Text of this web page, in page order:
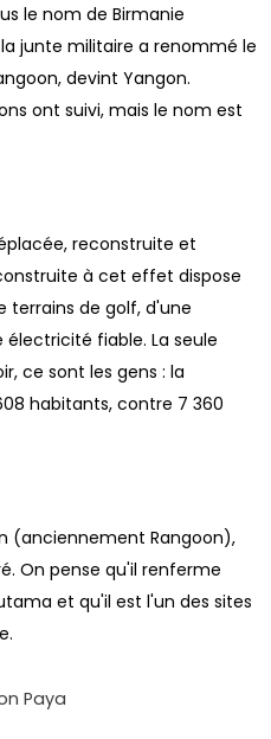
le nom de Birmanie
junte militaire a renommé le
devint Yangon.
ont suivi, mais le nom est
reconstruite et
à cet effet dispose
terrains de golf, d'une
fiable. La seule
ce sont les gens : la
habitants, contre 7 360
(anciennement Rangoon),
On pense qu'il renferme
et qu'il est l'un des sites